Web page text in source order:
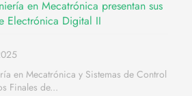
en Mecatrónica presentan sus
Electrónica Digital II
en Mecatrónica y Sistemas de Control
Finales de...